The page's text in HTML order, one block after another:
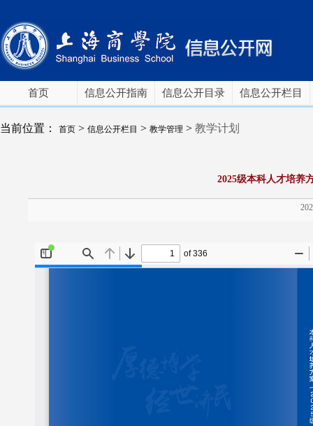
首页 信息公开指南 信息公开目录 信息公开栏目
当前位置： 首页 > 信息公开栏目 > 教学管理 > 教学计划
2025级本科人才培养